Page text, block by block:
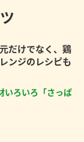
だけでなく、鶏
ンジのレシピも
いろいろ「さっぱ